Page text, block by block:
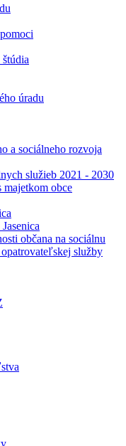
úradu
a sociálneho rozvoja
služieb 2021 - 2030
majetkom obce
občana na sociálnu
služby